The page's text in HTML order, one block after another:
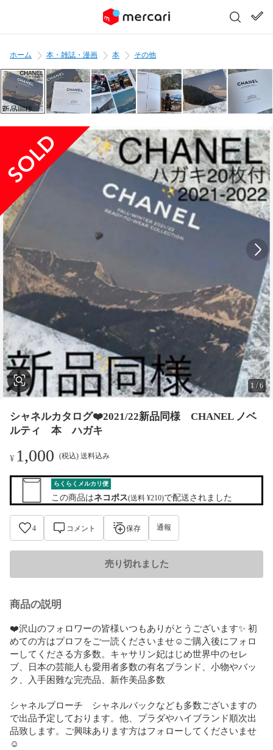
ホーム 本・雑誌・漫画 本 その他
1 /6
シャネルカタログ❤️2021/22新品同様 CHANEL ノベ
ルティ 本 ハガキ
¥ 1,000 (税込) 送料込み
らくらくメルカリ便
この商品はネコポス(送料 ¥210)で配送されました
4 コメント 保存 通報
売り切れました
商品の説明
❤️沢山のフォロワーの皆様いつもありがとうございます✨ 初
めての方はプロフをご一読くださいませ☺︎ご購入後にフォロ
ーしてくださる方多数。キャサリン妃はじめ世界中のセレ
ブ、日本の芸能人も愛用者多数の有名ブランド、小物やバッ
ク、入手困難な完売品、新作美品多数
シャネルブローチ　シャネルバックなども多数ございますの
で出品予定しております。他、プラダやハイブランド順次出
品致します。ご興味あります方はフォローしてくださいませ
☺︎